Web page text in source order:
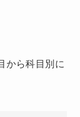
から科目別に